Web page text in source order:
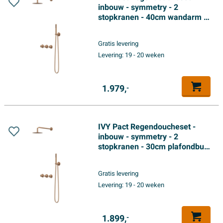
inbouw - symmetry - 2
stopkranen - 40cm wandarm -
doucheslang - 3-standen
handdouche - Geborsteld mat
Gratis levering
Levering: 19 - 20 weken
1.979,-
IVY Pact Regendoucheset -
inbouw - symmetry - 2
stopkranen - 30cm plafondbuis
doucheslang - 3-standen
handdouche - Geborsteld mat
Gratis levering
Levering: 19 - 20 weken
1.899,-